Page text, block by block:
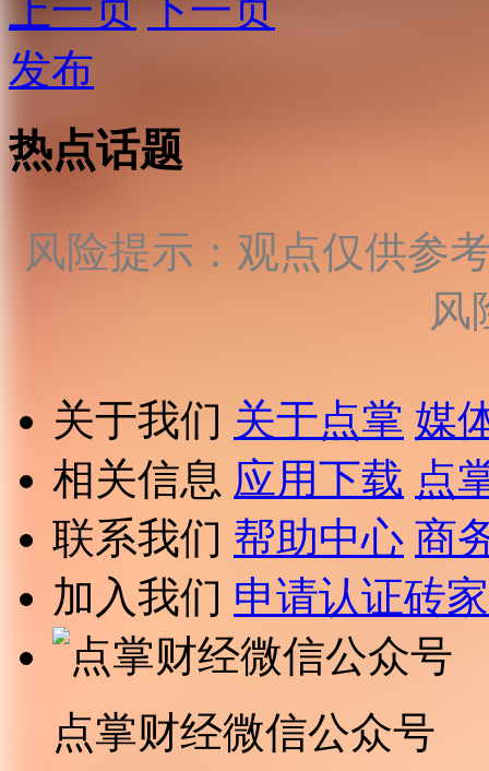
上一页 下一页
发布
热点话题
风险提示：观点仅供参
风
关于我们 关于点掌 媒
相关信息 应用下载 点
联系我们 帮助中心 商
加入我们 申请认证砖家
点掌财经微信公众号